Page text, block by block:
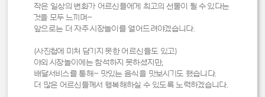
작은 일상의 변화가 어르신들에게 최고의 선물이 될 수 있다는
것을 모두 느끼며~
앞으로는 더 자주 시장놀이를 열어드려야겠습니다.
(사진첩에 미처 담기지 못한 어르신들도 있고)
야외 시장놀이에는 참석하지 못하셨지만,
배달서비스를 통해~ 맛있는 음식을 맛보시기도 했습니다.
더 많은 어르신들께서 행복해하실 수 있도록 노력하겠습니다.